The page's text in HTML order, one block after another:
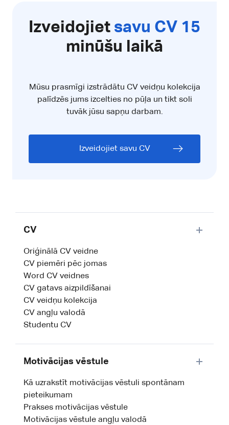
Izveidojiet savu CV 15
minūšu laikā
Mūsu prasmīgi izstrādātu CV veidņu kolekcija
palīdzēs jums izcelties no pūļa un tikt soli
tuvāk jūsu sapņu darbam.
Izveidojiet savu CV
CV
Oriģinālā CV veidne
CV piemēri pēc jomas
Word CV veidnes
CV gatavs aizpildīšanai
CV veidņu kolekcija
CV angļu valodā
Studentu CV
Motivācijas vēstule
Kā uzrakstīt motivācijas vēstuli spontānam
pieteikumam
Prakses motivācijas vēstule
Motivācijas vēstule angļu valodā